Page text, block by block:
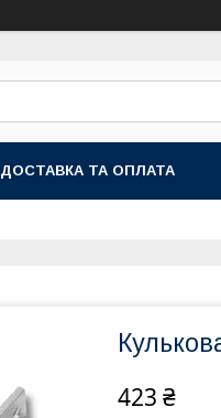
ДОСТАВКА ТА ОПЛАТА
423 ₴